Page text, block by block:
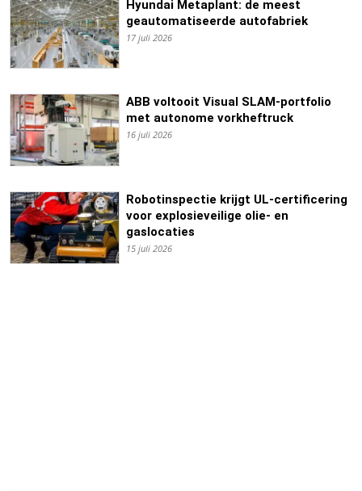
Hyundai Metaplant: de meest
geautomatiseerde autofabriek
17 juli 2026
ABB voltooit Visual SLAM-portfolio
met autonome vorkheftruck
16 juli 2026
Robotinspectie krijgt UL-certificering
voor explosieveilige olie- en
gaslocaties
15 juli 2026